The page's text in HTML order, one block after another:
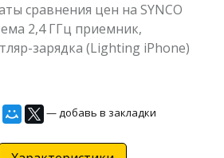
сравнения цен на SYNCO
2,4 ГГц приемник,
зарядка (Lighting iPhone)
— добавь в закладки